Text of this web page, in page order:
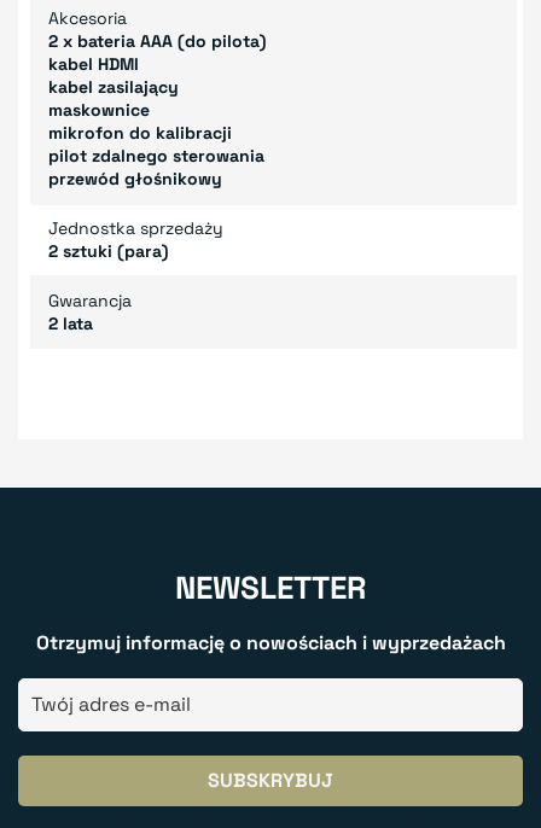
Akcesoria
2 x bateria AAA (do pilota)
kabel HDMI
kabel zasilający
maskownice
mikrofon do kalibracji
pilot zdalnego sterowania
przewód głośnikowy
Jednostka sprzedaży
2 sztuki (para)
Gwarancja
2 lata
NEWSLETTER
Otrzymuj informację o nowościach i wyprzedażach